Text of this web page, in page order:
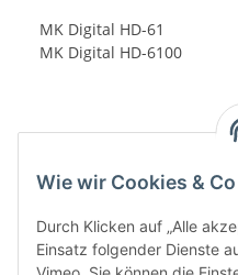
Wie wir Cookies &
Durch Klicken auf „Alle
Einsatz folgender Dienste
MK Digital HD-61
MK Digital HD-6100